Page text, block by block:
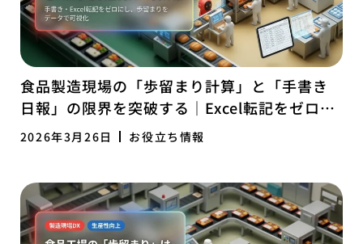
食品製造現場の「歩留まり計算」と「手書き
日報」の限界を突破する｜Excel転記をゼロに
する次世代DXの具体策
2026年3月26日 お役立ち情報